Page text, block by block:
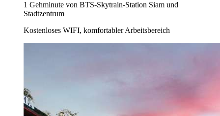
1 Gehminute von BTS-Skytrain-Station Siam und
Stadtzentrum
Kostenloses WIFI, komfortabler Arbeitsbereich